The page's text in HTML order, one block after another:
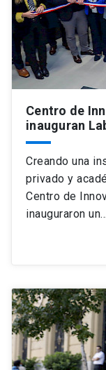
Centro de
inauguran
Creando una
privado y
Centro de
inauguraron un…